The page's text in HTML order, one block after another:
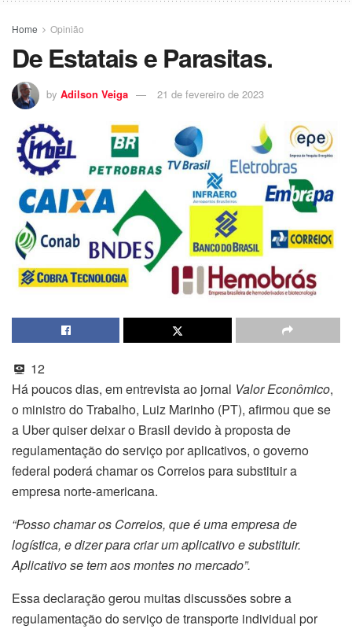
Home Opinião
De Estatais e Parasitas.
by Adilson Veiga 21 de fevereiro de 2023
12
Há poucos dias, em entrevista ao jornal Valor Econômico,
o ministro do Trabalho, Luiz Marinho (PT), afirmou que se
a Uber quiser deixar o Brasil devido à proposta de
regulamentação do serviço por aplicativos, o governo
federal poderá chamar os Correios para substituir a
empresa norte-americana.
“Posso chamar os Correios, que é uma empresa de
logística, e dizer para criar um aplicativo e substituir.
Aplicativo se tem aos montes no mercado”.
Essa declaração gerou muitas discussões sobre a
regulamentação do serviço de transporte individual por